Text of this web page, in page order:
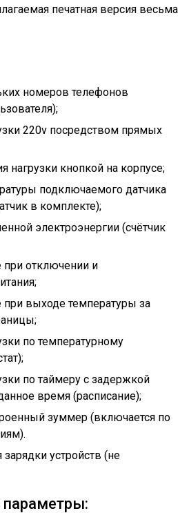
печатная версия весьма
номеров телефонов
220v посредством прямых
нагрузки кнопкой на корпусе;
подключаемого датчика
в комплекте);
электроэнергии (счётчик
отключении и
выходе температуры за
по температурному
по таймеру с задержкой
время (расписание);
зуммер (включается по
устройств (не
параметры: